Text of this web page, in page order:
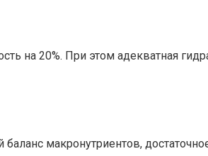
на 20%. При этом адекватная
макронутриентов,